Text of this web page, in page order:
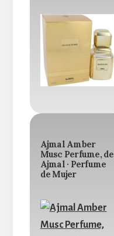
Ajmal Amber
Musc Perfume, de
Ajmal · Perfume
de Mujer